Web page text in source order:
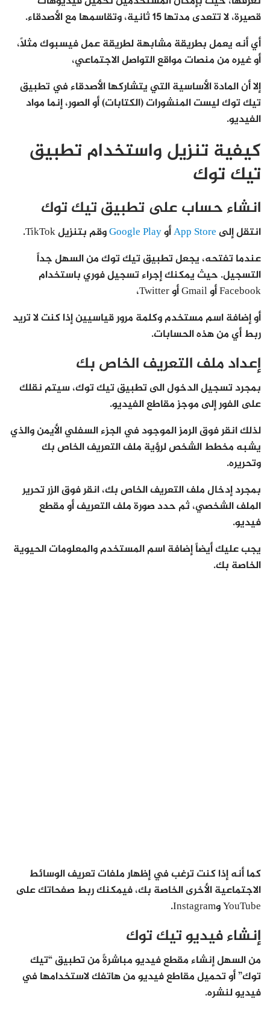
قصيرة، لا تتعدى مدتها 15 ثانية، وتقاسمها مع الأصدقاء.
أي أنه يعمل بطريقة مشابهة لطريقة عمل فيسبوك مثلاً،
أو غيره من منصات مواقع التواصل الاجتماعي،
إلا أن المادة الأساسية التي يتشاركها الأصدقاء في تطبيق
تيك توك ليست المنشورات (الكتابات) أو الصور، إنما مواد
الفيديو.
كيفية تنزيل واستخدام تطبيق
تيك توك
انشاء حساب على تطبيق تيك توك
انتقل إلىApp StoreأوGoogle Playوقم بتنزيل TikTok.
عندما تفتحه، يجعل تطبيق تيك توك من السهل جداً
التسجيل. حيث يمكنك إجراء تسجيل فوري باستخدام
Facebook أو Gmail أو Twitter،
أو إضافة اسم مستخدم وكلمة مرور قياسيين إذا كنت لا تريد
ربط أي من هذه الحسابات.
إعداد ملف التعريف الخاص بك
بمجرد تسجيل الدخول الى تطبيق تيك توك، سيتم نقلك
على الفور إلى موجز مقاطع الفيديو.
لذلك انقر فوق الرمز الموجود في الجزء السفلي الأيمن والذي
يشبه مخطط الشخص لرؤية ملف التعريف الخاص بك
وتحريره.
بمجرد إدخال ملف التعريف الخاص بك، انقر فوق الزر تحرير
الملف الشخصي، ثم حدد صورة ملف التعريف أو مقطع
فيديو.
يجب عليك أيضاً إضافة اسم المستخدم والمعلومات الحيوية
الخاصة بك.
كما أنه إذا كنت ترغب في إظهار ملفات تعريف الوسائط
الاجتماعية الأخرى الخاصة بك، فيمكنك ربط صفحاتك على
YouTube وInstagram.
إنشاء فيديو تيك توك
من السهل إنشاء مقطع فيديو مباشرةً من تطبيق “تيك
توك” أو تحميل مقاطع فيديو من هاتفك لاستخدامها في
فيديو لنشره.